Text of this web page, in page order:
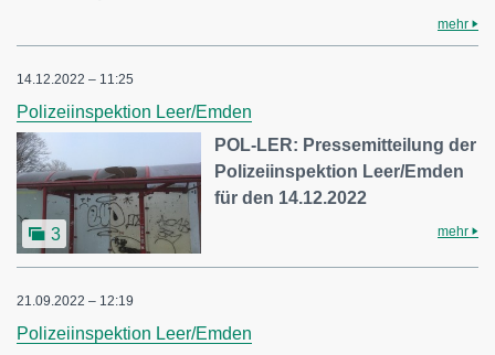
mehr
14.12.2022 – 11:25
Polizeiinspektion Leer/Emden
3
POL-LER: Pressemitteilung der
Polizeiinspektion Leer/Emden
für den 14.12.2022
mehr
21.09.2022 – 12:19
Polizeiinspektion Leer/Emden